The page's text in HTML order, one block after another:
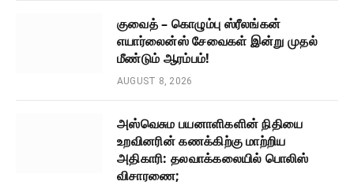
குவைத் – கொழும்பு ஸ்ரீலங்கன்
எயார்லைன்ஸ் சேவைகள் இன்று முதல்
மீண்டும் ஆரம்பம்!
AUGUST 8, 2026
அஸ்வெசும பயனாளிகளின் நிதியை
உறவினரின் கணக்கிற்கு மாற்றிய
அதிகாரி: தலவாக்கலையில் பொலிஸ்
விசாரணை;